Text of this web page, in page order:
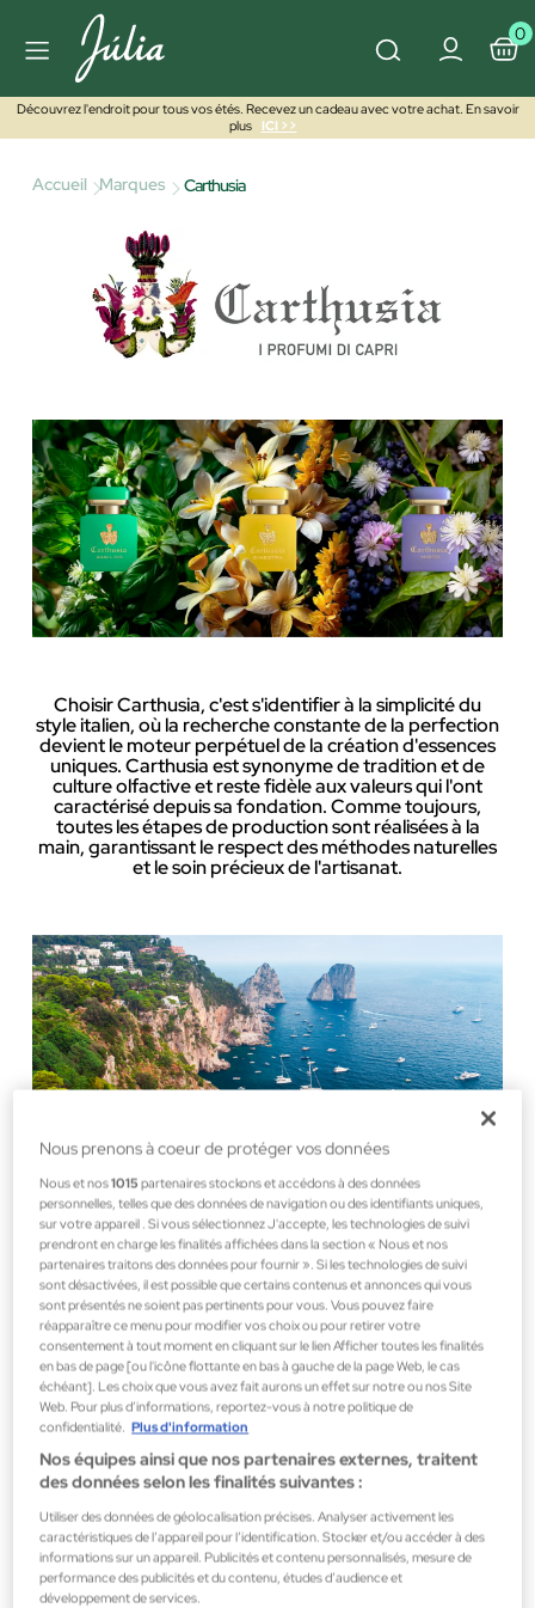
0
Découvrez l'endroit pour tous vos étés. Recevez un cadeau avec votre achat. En savoir
plus
ICI >>
Accueil Marques Carthusia
Choisir Carthusia, c'est s'identifier à la simplicité du
style italien, où la recherche constante de la perfection
devient le moteur perpétuel de la création d'essences
uniques. Carthusia est synonyme de tradition et de
culture olfactive et reste fidèle aux valeurs qui l'ont
caractérisé depuis sa fondation. Comme toujours,
toutes les étapes de production sont réalisées à la
main, garantissant le respect des méthodes naturelles
et le soin précieux de l'artisanat.
PARFUMS INSPIRÉS DE CAPRI
Nous prenons à coeur de protéger vos données
Nous et nos1015 partenaires stockons et accédons à des données
personnelles, telles que des données de navigation ou des identifiants uniques,
sur votre appareil . Si vous sélectionnez J'accepte, les technologies de suivi
prendront en charge les finalités affichées dans la section « Nous et nos
partenaires traitons des données pour fournir ». Si les technologies de suivi
sont désactivées, il est possible que certains contenus et annonces qui vous
sont présentés ne soient pas pertinents pour vous. Vous pouvez faire
réapparaître ce menu pour modifier vos choix ou pour retirer votre
consentement à tout moment en cliquant sur le lien Afficher toutes les finalités
en bas de page [ou l'icône flottante en bas à gauche de la page Web, le cas
échéant]. Les choix que vous avez fait aurons un effet sur notre ou nos Site
Web. Pour plus d’informations, reportez-vous à notre politique de
confidentialité. Plus d'information
Nos équipes ainsi que nos partenaires externes, traitent
des données selon les finalités suivantes :
Utiliser des données de géolocalisation précises. Analyser activement les
caractéristiques de l’appareil pour l’identification. Stocker et/ou accéder à des
informations sur un appareil. Publicités et contenu personnalisés, mesure de
performance des publicités et du contenu, études d’audience et
développement de services.